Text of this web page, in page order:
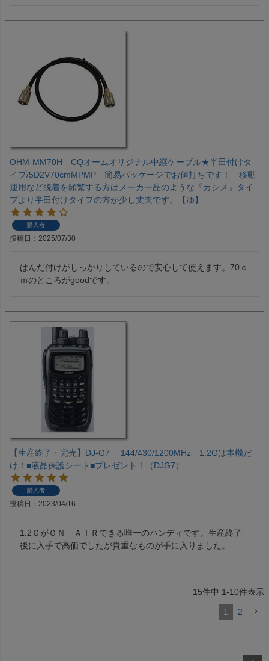
OHM-MM70H CQオームオリジナル中継ケーブル★半田付けタ
イプ/5D2V70cmMPMP 簡易パッケージでお値打ちです！ 移動
運用など脱着を頻繁する方はメーカー品のような『カシメ』タイ
プより半田付けタイプの方が少し丈夫です。【ゆ】
購入者
投稿日 2025/07/30
はんだ付けがしっかりしているので安心して使えます。70ｃ
ｍのところがgoodです。
【生産終了・完売】DJ-G7 144/430/1200MHz 1.2Gは本機だ
け！■液晶保護シート■プレゼント！（DJG7）
購入者
投稿日 2023/04/16
1.2ＧがＯＮ　ＡＩＲできる唯一のハンディです。生産終了
後に入手で高価でしたが貴重なものが手に入りました。
15件中 1-10件表示
1 2